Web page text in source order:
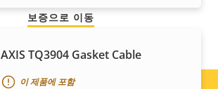
AXIS TQ3904 Gasket Cable
이 제품에 포함
보증으로 이동